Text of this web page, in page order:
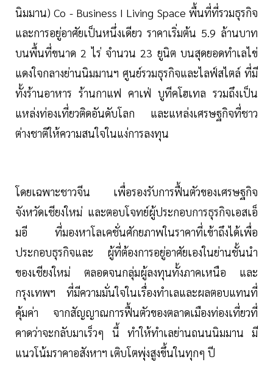
นิมมาน) Co - Business I Living Space พื้นที่ที่รวมธุรกิจ
และการอยู่อาศัยเป็นหนึ่งเดียว ราคาเริ่มต้น 5.9 ล้านบาท
บนพื้นที่ขนาด 2 ไร่ จำนวน 23 ยูนิต บนสุดยอดทำเลไข่
แดงใจกลางย่านนิมมานฯ ศูนย์รวมธุรกิจและไลฟ์สไตล์ ที่มี
ทั้งร้านอาหาร ร้านกาแฟ คาเฟ่ บูทีคโฮเทล รวมถึงเป็น
แหล่งท่องเที่ยวติดอันดับโลก และแหล่งเศรษฐกิจที่ชาว
ต่างชาติให้ความสนใจในแง่การลงทุน
โดยเฉพาะชาวจีน เพื่อรองรับการฟื้นตัวของเศรษฐกิจ
จังหวัดเชียงใหม่ และตอบโจทย์ผู้ประกอบการธุรกิจเอสเอ็
มอี ที่มองหาโลเคชั่นศักยภาพในราคาที่เข้าถึงได้เพื่อ
ประกอบธุรกิจและ ผู้ที่ต้องการอยู่อาศัยเองในย่านชั้นนำ
ของเชียงใหม่ ตลอดจนกลุ่มผู้ลงทุนทั้งภาคเหนือ และ
กรุงเทพฯ ที่มีความมั่นใจในเรื่องทำเลและผลตอบแทนที่
คุ้มค่า จากสัญญาณการฟื้นตัวของตลาดเมืองท่องเที่ยวที่
คาดว่าจะกลับมาเร็วๆ นี้ ทำให้ทำเลย่านถนนนิมมาน มี
แนวโน้มราคาอสังหาฯ เติบโตพุ่งสูงขึ้นในทุกๆ ปี